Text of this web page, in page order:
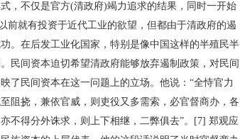
，不仅是官方(清政府)竭力追求的结果，同时一开始
前就有投资于近代工业的欲望，但都由于清政府的遏
。在后发工业化国家，特别是像中国这样的半殖民半
民间资本迫切希望清政府能够放弃遏制政策，对民间
了民间资本在这一问题上的立场。他说：“全恃官力
阻挠，兼依官威，则吏役又多需索，必官督商办，各
不得分外诛求，则上下相继，二弊俱去”。[7] 郑观应